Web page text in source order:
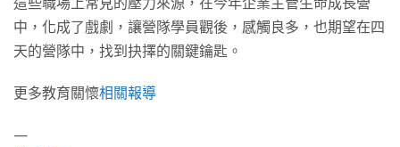
中，化成了戲劇，讓營隊學員觀後，感觸良多，也期望在四
天的營隊中，找到抉擇的關鍵鑰匙。
更多教育關懷相關報導
—